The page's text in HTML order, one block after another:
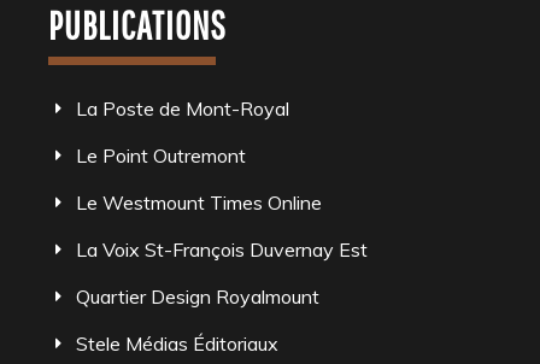
PUBLICATIONS
La Poste de Mont-Royal
Le Point Outremont
Le Westmount Times Online
La Voix St-François Duvernay Est
Quartier Design Royalmount
Stele Médias Éditoriaux